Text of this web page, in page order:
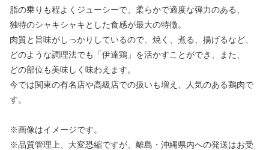
脂の乗りも程よくジューシーで、柔らかで適度な弾力のある、
独特のシャキシャキとした食感が最大の特徴。
肉質と旨味がしっかりしているので、焼く、煮る、揚げるなど、
どのような調理法でも「伊達鶏」を活かすことができ、また、
どの部位も美味しく味わえます。
今では関東の有名店や高級店での扱いも増え、人気のある鶏肉で
す。
※画像はイメージです。
※品質管理上、大変恐縮ですが、離島・沖縄県内への発送はお受